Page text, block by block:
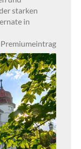
starken
in
Premiumeintrag